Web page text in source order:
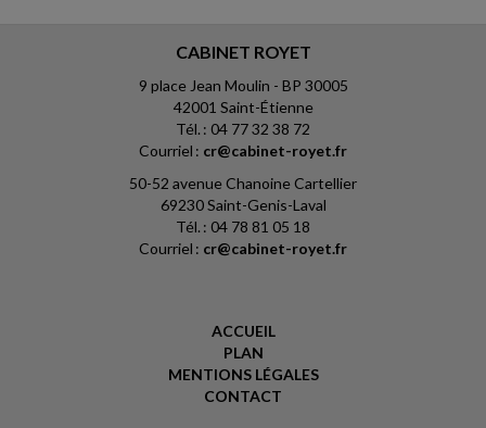
CABINET ROYET
9 place Jean Moulin - BP 30005
42001 Saint-Étienne
Tél. : 04 77 32 38 72
Courriel : cr@cabinet-royet.fr
50-52 avenue Chanoine Cartellier
69230 Saint-Genis-Laval
Tél. : 04 78 81 05 18
Courriel : cr@cabinet-royet.fr
ACCUEIL
PLAN
MENTIONS LÉGALES
CONTACT